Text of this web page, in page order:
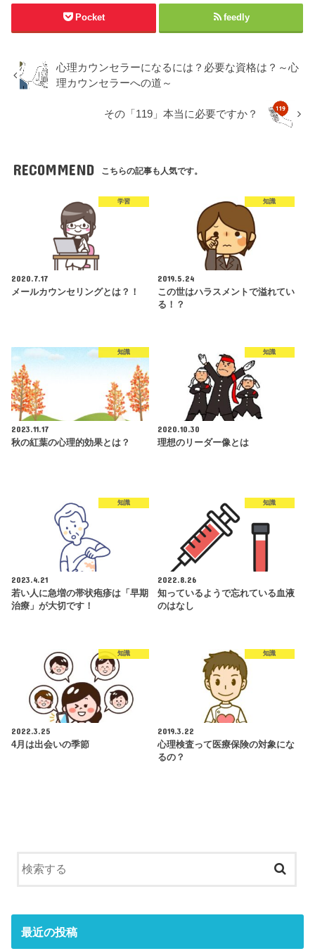
Pocket feedly
心理カウンセラーになるには？必要な資格は？～心
理カウンセラーへの道～
その「119」本当に必要ですか？
RECOMMEND こちらの記事も人気です。
学習
2020.7.17
メールカウンセリングとは？！
知識
2019.5.24
この世はハラスメントで溢れてい
る！？
知識
2023.11.17
秋の紅葉の心理的効果とは？
知識
2020.10.30
理想のリーダー像とは
知識
2023.4.21
若い人に急増の帯状疱疹は「早期
治療」が大切です！
知識
2022.8.26
知っているようで忘れている血液
のはなし
知識
2022.3.25
4月は出会いの季節
知識
2019.3.22
心理検査って医療保険の対象にな
るの？
最近の投稿